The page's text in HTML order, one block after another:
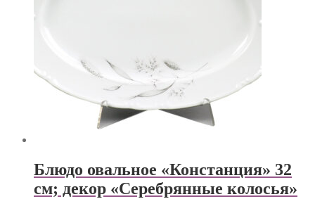
Блюдо овальное «Констанция» 32
см; декор «Серебрянные колосья»